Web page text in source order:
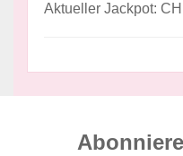
Aktueller Jackpot: